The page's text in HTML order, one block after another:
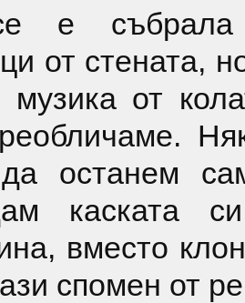
е събрала
от стената,
музика от
останем
каската
вместо
спомен от